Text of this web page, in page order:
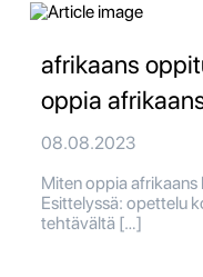
afrikaans
oppia
08.08.2023
Miten oppia
Esittelyssä: opettelu
tehtävältä […]